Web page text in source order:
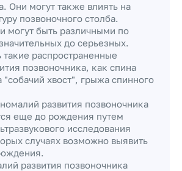
Они могут также влиять на
позвоночного столба.
могут быть различными по
до серьезных.
такие распространенные
позвоночника, как спина
"собачий хвост", грыжа спинного
развития позвоночника
еще до рождения путем
исследования
случаях возможно выявить
развития позвоночника